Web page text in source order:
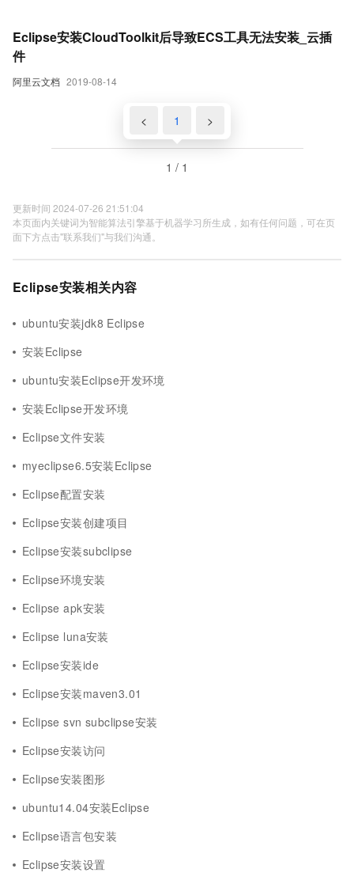
阿里云文档 2019-08-14
Eclipse安装CloudToolkit后导致ECS工具无法安装_云插
件
< 1 >
1 / 1
更新时间 2024-07-26 21:51:04
本页面内关键词为智能算法引擎基于机器学习所生成，如有任何问题，可在页
面下方点击"联系我们"与我们沟通。
Eclipse安装相关内容
ubuntu安装jdk8 Eclipse
安装Eclipse
ubuntu安装Eclipse开发环境
安装Eclipse开发环境
Eclipse文件安装
myeclipse6.5安装Eclipse
Eclipse配置安装
Eclipse安装创建项目
Eclipse安装subclipse
Eclipse环境安装
Eclipse apk安装
Eclipse luna安装
Eclipse安装ide
Eclipse安装maven3.01
Eclipse svn subclipse安装
Eclipse安装访问
Eclipse安装图形
ubuntu14.04安装Eclipse
Eclipse语言包安装
Eclipse安装设置